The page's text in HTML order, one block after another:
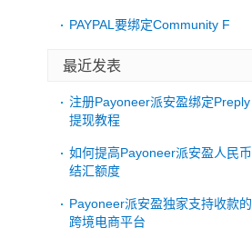
PAYPAL要绑定Community F
最近发表
注册Payoneer派安盈绑定Preply
提现教程
如何提高Payoneer派安盈人民币
结汇额度
Payoneer派安盈独家支持收款的
跨境电商平台